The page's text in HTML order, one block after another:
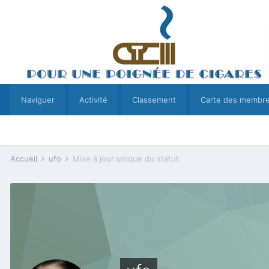
Naviguer Activité Classement Carte des
Accueil ufo Mise à jour unique du statut